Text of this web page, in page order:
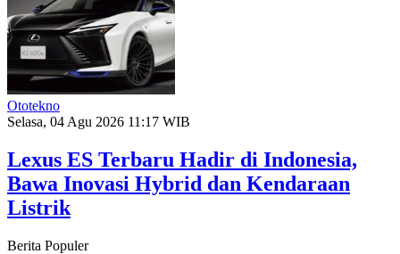
Ototekno
Selasa, 04 Agu 2026 11:17 WIB
Lexus ES Terbaru Hadir di Indonesia,
Bawa Inovasi Hybrid dan Kendaraan
Listrik
Berita Populer